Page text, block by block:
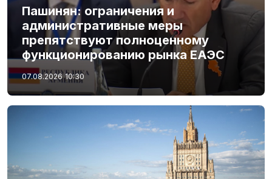
Пашинян: ограничения и
административные меры
препятствуют полноценному
функционированию рынка ЕАЭС
07.08.2026 10:30